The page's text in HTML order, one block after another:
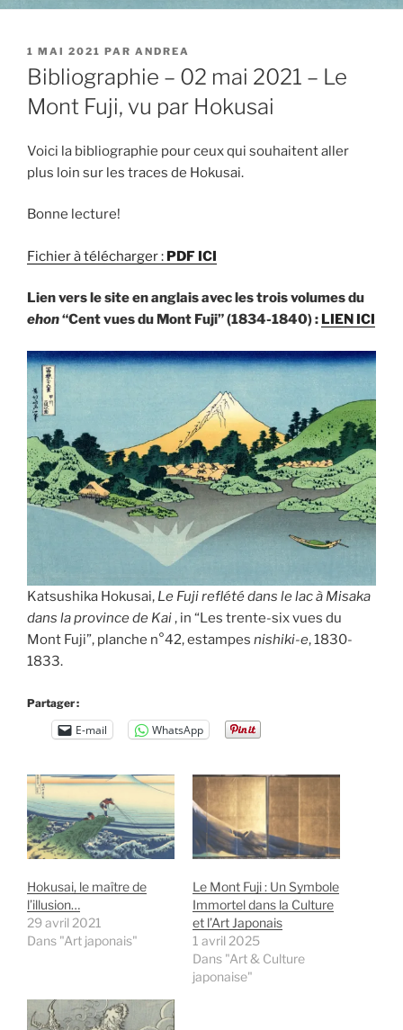
PUBLIÉ
LE
1 MAI 2021 PAR ANDREA
Bibliographie – 02 mai 2021 – Le
Mont Fuji, vu par Hokusai
Voici la bibliographie pour ceux qui souhaitent aller
plus loin sur les traces de Hokusai.
Bonne lecture!
Fichier à télécharger : PDF ICI
Lien vers le site en anglais avec les trois volumes du
ehon“Cent vues du Mont Fuji” (1834-1840) : LIEN ICI
Katsushika Hokusai, Le Fuji reflété dans le lac à Misaka
dans la province de Kai, in “Les trente-six vues du
Mont Fuji”, planche n°42, estampes nishiki-e, 1830-
1833.
Partager :
E-mail WhatsApp
Hokusai, le maître de
l’illusion…
29 avril 2021
Dans "Art japonais"
Le Mont Fuji : Un Symbole
Immortel dans la Culture
et l’Art Japonais
1 avril 2025
Dans "Art & Culture
japonaise"